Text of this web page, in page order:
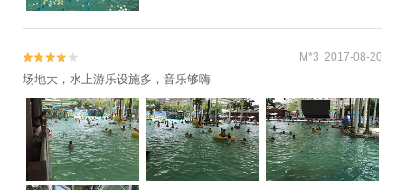

 M*3 2017-08-20
场地大，水上游乐设施多，音乐够嗨